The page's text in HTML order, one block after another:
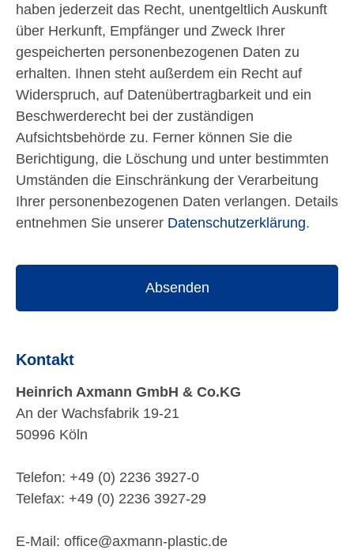
haben jederzeit das Recht, unentgeltlich Auskunft
über Herkunft, Empfänger und Zweck Ihrer
gespeicherten personenbezogenen Daten zu
erhalten. Ihnen steht außerdem ein Recht auf
Widerspruch, auf Datenübertragbarkeit und ein
Beschwerderecht bei der zuständigen
Aufsichtsbehörde zu. Ferner können Sie die
Berichtigung, die Löschung und unter bestimmten
Umständen die Einschränkung der Verarbeitung
Ihrer personenbezogenen Daten verlangen. Details
entnehmen Sie unserer Datenschutzerklärung.
Absenden
Kontakt
Heinrich Axmann GmbH & Co.KG
An der Wachsfabrik 19-21
50996 Köln
Telefon: +49 (0) 2236 3927-0
Telefax: +49 (0) 2236 3927-29
E-Mail: office@axmann-plastic.de